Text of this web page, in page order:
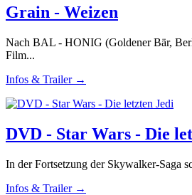
Grain - Weizen
Nach BAL - HONIG (Goldener Bär,
Film...
Infos & Trailer →
DVD - Star Wars - Die
In der Fortsetzung der Skywalker-Saga
Infos & Trailer →